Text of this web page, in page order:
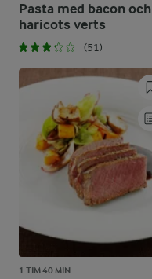
Pasta med bacon och
haricots verts
(51)
1 TIM 40 MIN